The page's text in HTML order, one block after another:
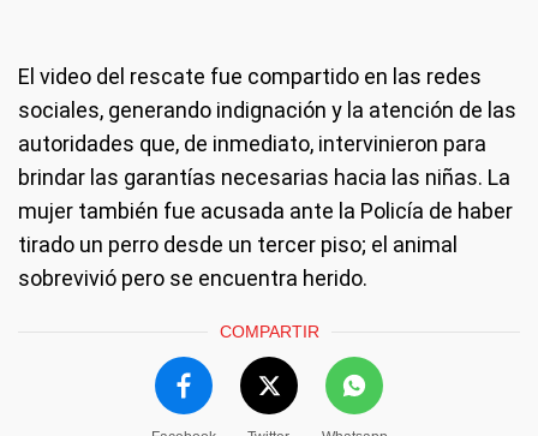
El video del rescate fue compartido en las redes
sociales, generando indignación y la atención de las
autoridades que, de inmediato, intervinieron para
brindar las garantías necesarias hacia las niñas. La
mujer también fue acusada ante la Policía de haber
tirado un perro desde un tercer piso; el animal
sobrevivió pero se encuentra herido.
COMPARTIR